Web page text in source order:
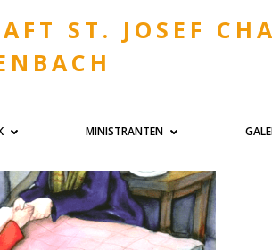
ST. JOSEF
MINISTRANTEN